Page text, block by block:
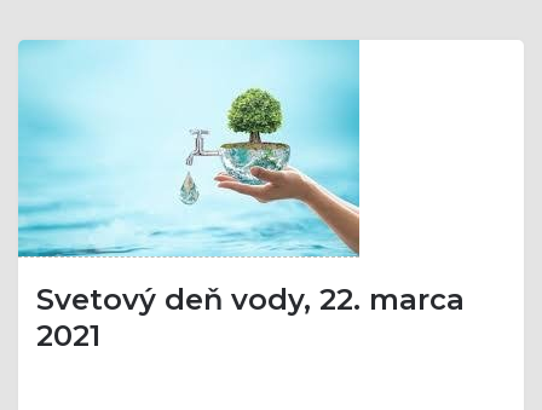
Svetový deň vody, 22. marca
2021